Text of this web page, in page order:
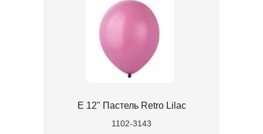
Е 12" Пастель Retro Lilac
1102-3143